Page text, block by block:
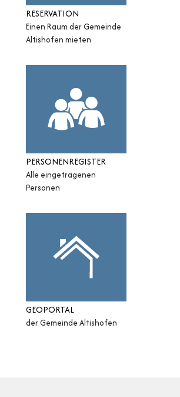
RESERVATION
Einen Raum der Gemeinde
Altishofen mieten
PERSONENREGISTER
Alle eingetragenen
Personen
GEOPORTAL
der Gemeinde Altishofen